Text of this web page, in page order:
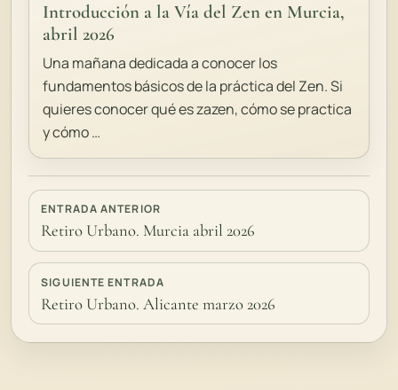
Introducción a la Vía del Zen en Murcia,
abril 2026
Una mañana dedicada a conocer los
fundamentos básicos de la práctica del Zen. Si
quieres conocer qué es zazen, cómo se practica
y cómo …
ENTRADA ANTERIOR
Retiro Urbano. Murcia abril 2026
SIGUIENTE ENTRADA
Retiro Urbano. Alicante marzo 2026